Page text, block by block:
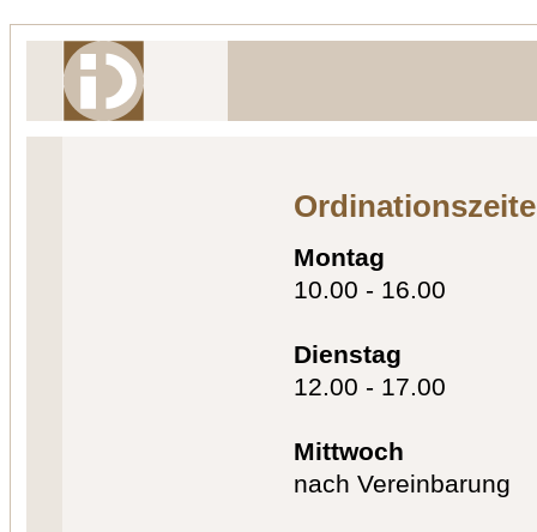
Montag
10.00 - 16.00
Dienstag
12.00 - 17.00
Mittwoch
nach Vereinbarung